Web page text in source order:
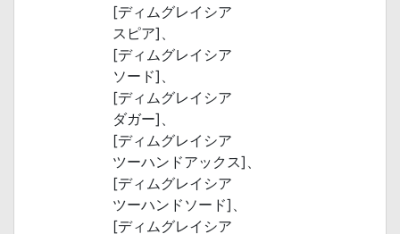
[ディムグレイシア
スピア]、
[ディムグレイシア
ソード]、
[ディムグレイシア
ダガー]、
[ディムグレイシア
ツーハンドアックス]、
[ディムグレイシア
ツーハンドソード]、
[ディムグレイシア